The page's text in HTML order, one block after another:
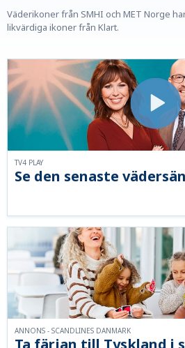
Väderikoner från SMHI och MET Norge
likvärdiga ikoner från Klart.
Se den senaste
TV4 PLAY
ANNONS - SCANDLINES DANMARK